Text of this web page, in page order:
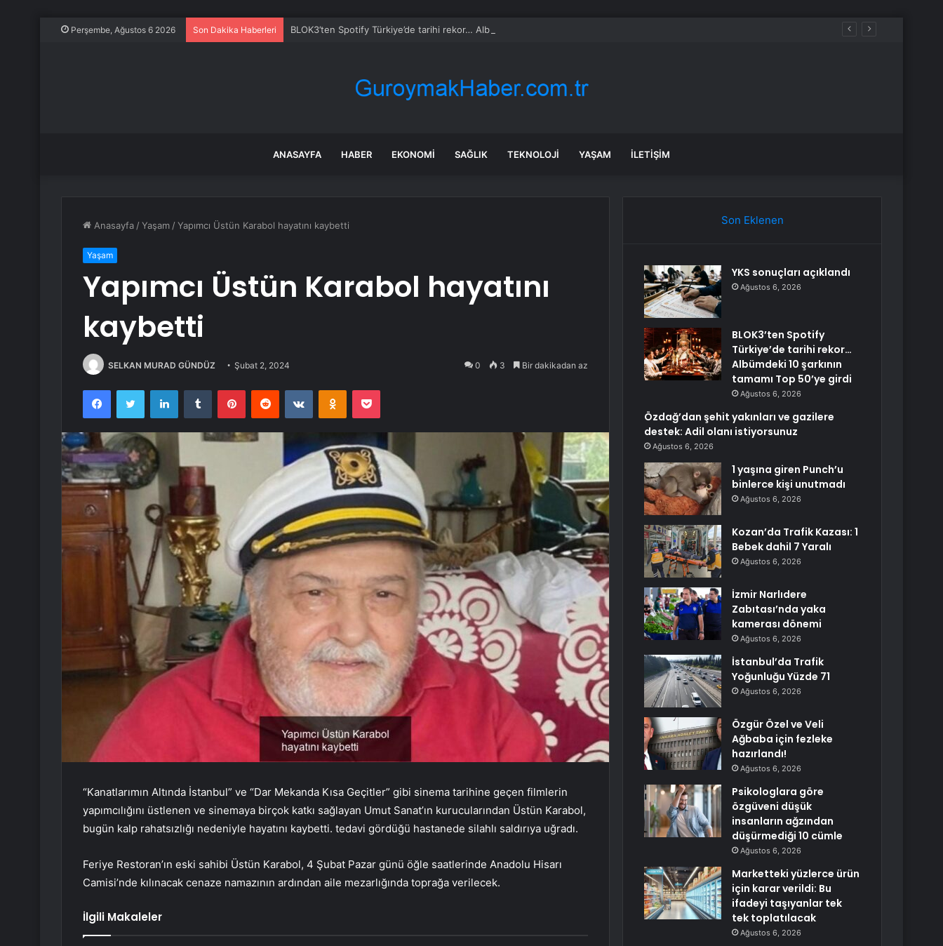
Perşembe, Ağustos 6 2026 Son Dakika Haberleri BLOK3’ten Spotify Türkiye’de tarihi rekor… Albümdeki 10 şarkının tamamı Top 50’ye girdi
ANASAYFA HABER EKONOMI SAĞLIK TEKNOLOJI YAŞAM İLETIŞIM
Anasayfa /Yaşam /Yapımcı Üstün Karabol hayatını kaybetti
Yaşam
Yapımcı Üstün Karabol hayatını
kaybetti
SELKAN MURAD GÜNDÜZ Şubat 2, 2024 0 3 Bir dakikadan az
FacebookTwitter LinkedInTumblr PinterestReddit VKontakteOdnoklassniki
Pocket
“Kanatlarımın Altında İstanbul” ve “Dar Mekanda Kısa Geçitler” gibi sinema tarihine geçen filmlerin
yapımcılığını üstlenen ve sinemaya birçok katkı sağlayan Umut Sanat’ın kurucularından Üstün Karabol,
bugün kalp rahatsızlığı nedeniyle hayatını kaybetti. tedavi gördüğü hastanede silahlı saldırıya uğradı.
Feriye Restoran’ın eski sahibi Üstün Karabol, 4 Şubat Pazar günü öğle saatlerinde Anadolu Hisarı
Camisi’nde kılınacak cenaze namazının ardından aile mezarlığında toprağa verilecek.
İlgili Makaleler
Son Eklenen
YKS sonuçları açıklandı
Ağustos 6, 2026
BLOK3’ten Spotify
Türkiye’de tarihi rekor…
Albümdeki 10 şarkının
tamamı Top 50’ye girdi
Ağustos 6, 2026
Özdağ’dan şehit yakınları ve gazilere
destek: Adil olanı istiyorsunuz
Ağustos 6, 2026
1 yaşına giren Punch’u
binlerce kişi unutmadı
Ağustos 6, 2026
Kozan’da Trafik Kazası: 1
Bebek dahil 7 Yaralı
Ağustos 6, 2026
İzmir Narlıdere
Zabıtası’nda yaka
kamerası dönemi
Ağustos 6, 2026
İstanbul’da Trafik
Yoğunluğu Yüzde 71
Ağustos 6, 2026
Özgür Özel ve Veli
Ağbaba için fezleke
hazırlandı!
Ağustos 6, 2026
Psikologlara göre
özgüveni düşük
insanların ağzından
düşürmediği 10 cümle
Ağustos 6, 2026
Marketteki yüzlerce ürün
için karar verildi: Bu
ifadeyi taşıyanlar tek
tek toplatılacak
Ağustos 6, 2026